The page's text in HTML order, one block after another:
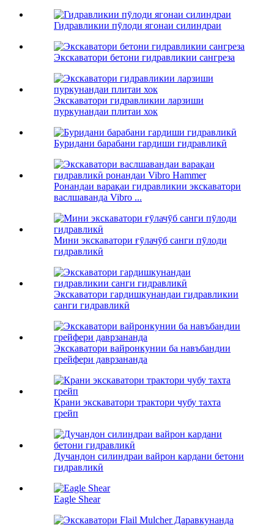
Гидравликии пӯлоди ягонаи силиндраи
Экскаватори бетони гидравликии сангреза
Экскаватори гидравликии ларзиши
пуркунандаи плитаи хок
Буридани барабани гардиши гидравликӣ
Ронандаи варақаи гидравликии экскаватори
васлшаванда Vibro ...
Мини экскаватори ғӯлачӯб санги пӯлоди
гидравликӣ
Экскаватори гардишкунандаи гидравликии
санги гидравликӣ
Экскаватори вайронкунии ба навъбандии
грейфери даврзананда
Крани экскаватори трактори чубу тахта
грейп
Дучандон силиндраи вайрон кардани бетони
гидравликӣ
Eagle Shear